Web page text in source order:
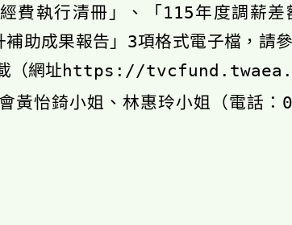
執行清冊」、「115年度調薪差
補助成果報告」3項格式電子檔，請
下載（網址https://
黃怡錡小姐、林惠玲小姐（電話